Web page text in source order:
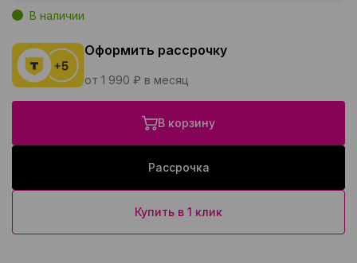
В наличии
Оформить рассрочку
от 1 990 ₽ в месяц
В корзину
Рассрочка
Купить в 1 клик